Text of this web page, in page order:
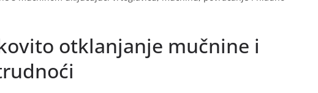
otklanjanje mučnine i